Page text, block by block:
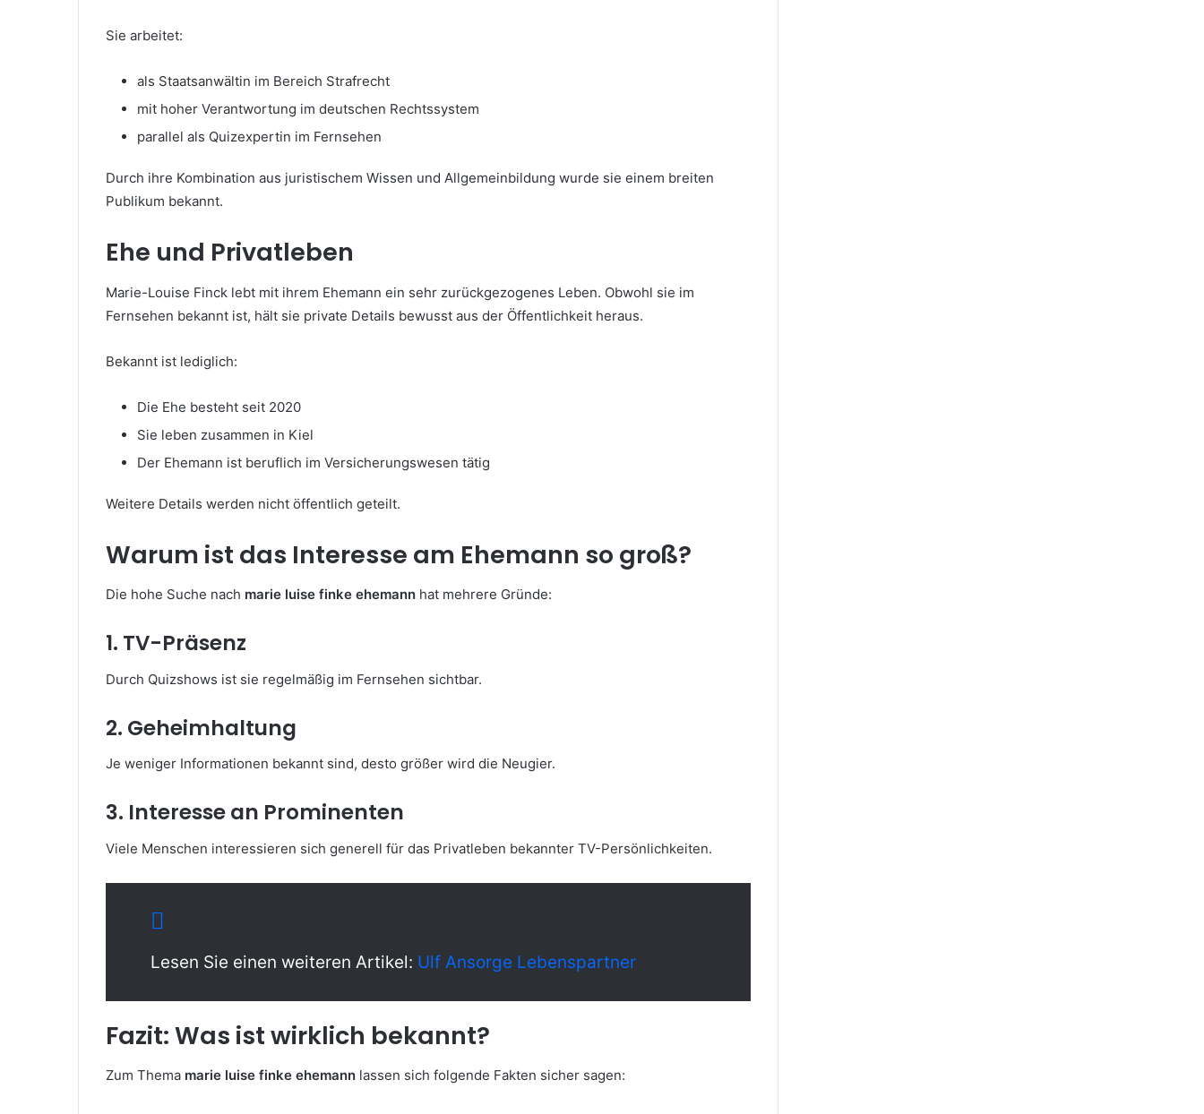
Sie arbeitet:
als Staatsanwältin im Bereich Strafrecht
mit hoher Verantwortung im deutschen Rechtssystem
parallel als Quizexpertin im Fernsehen
Durch ihre Kombination aus juristischem Wissen und Allgemeinbildung wurde sie einem breiten
Publikum bekannt.
Ehe und Privatleben
Marie-Louise Finck lebt mit ihrem Ehemann ein sehr zurückgezogenes Leben. Obwohl sie im
Fernsehen bekannt ist, hält sie private Details bewusst aus der Öffentlichkeit heraus.
Bekannt ist lediglich:
Die Ehe besteht seit 2020
Sie leben zusammen in Kiel
Der Ehemann ist beruflich im Versicherungswesen tätig
Weitere Details werden nicht öffentlich geteilt.
Warum ist das Interesse am Ehemann so groß?
Die hohe Suche nach marie luise finke ehemann hat mehrere Gründe:
1. TV-Präsenz
Durch Quizshows ist sie regelmäßig im Fernsehen sichtbar.
2. Geheimhaltung
Je weniger Informationen bekannt sind, desto größer wird die Neugier.
3. Interesse an Prominenten
Viele Menschen interessieren sich generell für das Privatleben bekannter TV-Persönlichkeiten.
Lesen Sie einen weiteren Artikel: Ulf Ansorge Lebenspartner
Fazit: Was ist wirklich bekannt?
Zum Thema marie luise finke ehemann lassen sich folgende Fakten sicher sagen: